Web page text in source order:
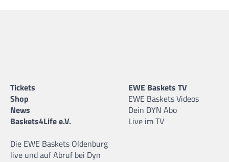
Tickets
Shop
News
Baskets4Life e.V.
Die EWE Baskets Oldenburg
live und auf Abruf bei Dyn
EWE Baskets TV
EWE Baskets Videos
Dein DYN Abo
Live im TV